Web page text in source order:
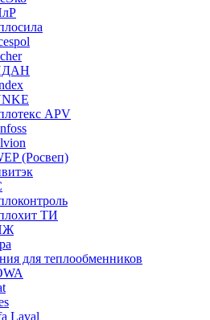
APV
(Росвеп)
ТИ
для теплообменников
Laval